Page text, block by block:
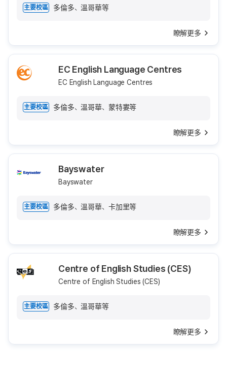
主要校區 多倫多、溫哥華等
瞭解更多
EC English Language Centres
EC English Language Centres
主要校區 多倫多、溫哥華、蒙特婁等
瞭解更多
Bayswater
Bayswater
主要校區 多倫多、溫哥華、卡加里等
瞭解更多
Centre of English Studies (CES)
Centre of English Studies (CES)
主要校區 多倫多、溫哥華等
瞭解更多